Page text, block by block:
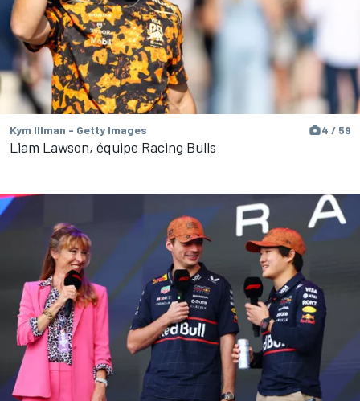
Kym Illman - Getty Images 4 / 59
Liam Lawson, équipe Racing Bulls